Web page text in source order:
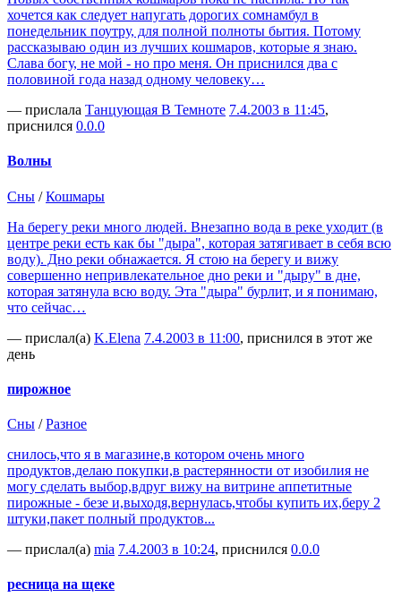
хочется как следует напугать дорогих сомнамбул в
понедельник поутру, для полной полноты бытия. Потому
рассказываю один из лучших кошмаров, которые я знаю.
Слава богу, не мой - но про меня. Он приснился два с
половиной года назад одному человеку…
— прислала Танцующая В Темноте 7.4.2003 в 11:45,
приснился 0.0.0
Волны
Сны /Кошмары
На берегу реки много людей. Внезапно вода в реке уходит (в
центре реки есть как бы "дыра", которая затягивает в себя всю
воду). Дно реки обнажается. Я стою на берегу и вижу
совершенно непривлекательное дно реки и "дыру" в дне,
которая затянула всю воду. Эта "дыра" бурлит, и я понимаю,
что сейчас…
— прислал(а) K.Elena 7.4.2003 в 11:00, приснился в этот же
день
пирожное
Сны /Разное
снилось,что я в магазине,в котором очень много
продуктов,делаю покупки,в растерянности от изобилия не
могу сделать выбор,вдруг вижу на витрине аппетитные
пирожные - безе и,выходя,вернулась,чтобы купить их,беру 2
штуки,пакет полный продуктов...
— прислал(а) mia 7.4.2003 в 10:24, приснился 0.0.0
ресница на щеке